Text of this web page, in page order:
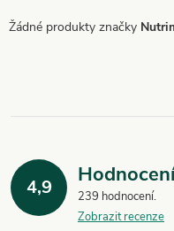
Žádné produkty značky
4,9
239 hodnocení
Zobrazit recenze